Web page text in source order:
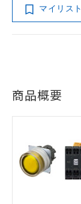
マイリス
商品概要